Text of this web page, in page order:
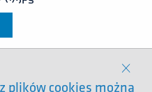
plików cookies można